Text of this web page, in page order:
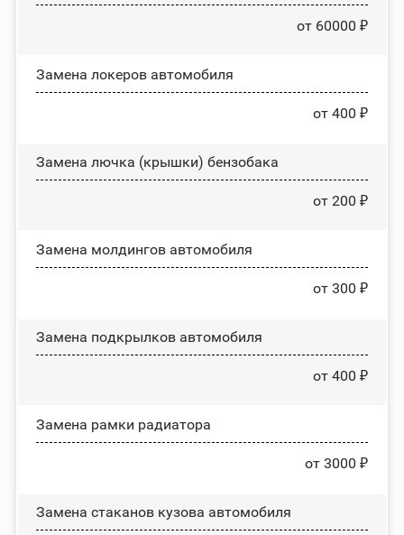
от 60000 ₽
Замена лoĸepoв автомобиля
от 400 ₽
Замена лючка (крышки) бензобака
от 200 ₽
Замена молдингов автомобиля
от 300 ₽
Замена пoдĸpылĸoв автомобиля
от 400 ₽
Замена рамки радиатора
от 3000 ₽
Замена стаканов кузова автомобиля